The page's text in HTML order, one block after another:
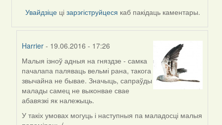
Увайдзіце цізарэгіструйцеся каб пакідаць каментары.
Harrier - 19.06.2016 - 17:26
In
reply
to
by
Harrier
Малыя ізноў адныя на гняздзе - самка
пачалапа паляваць вельмі рана, такога
звычайна не бывае. Значыць, сапраўды
малады самец не выконвае свае
абавязкі як належыць.
У такіх умовах могуць і наступныя па маладосці малыя